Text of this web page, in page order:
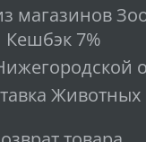
магазинов
Кешбэк 7%
Животных